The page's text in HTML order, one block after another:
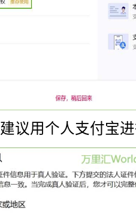
建议用个人支付宝